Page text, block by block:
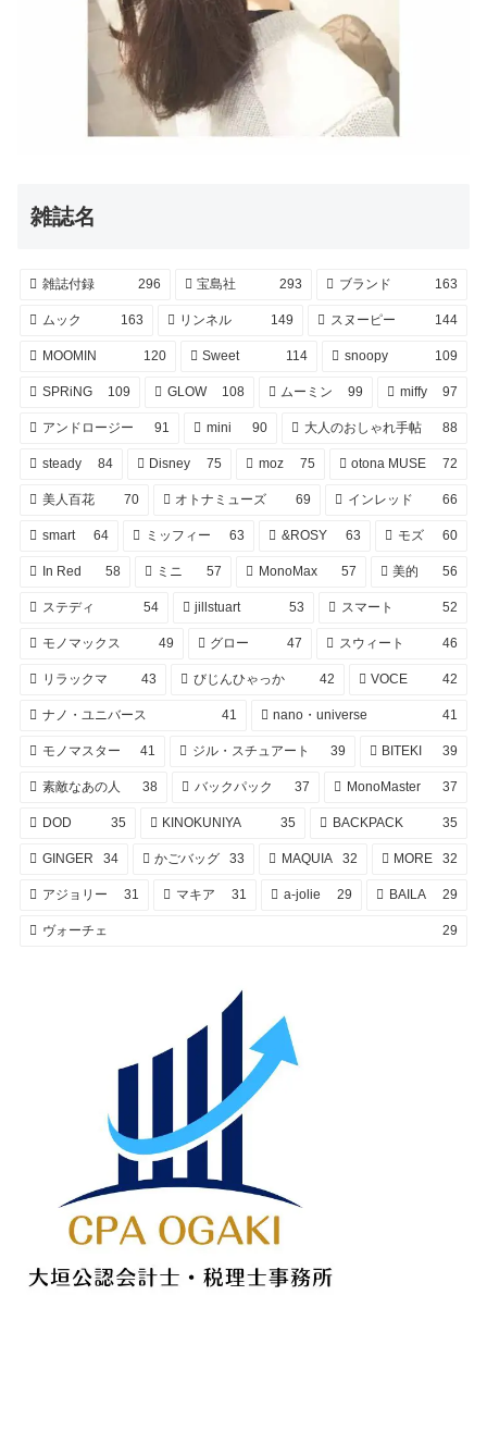
雑誌名
雑誌付録 296 宝島社 293 ブランド 163
ムック 163 リンネル 149 スヌーピー 144
MOOMIN 120 Sweet 114 snoopy 109
SPRiNG 109 GLOW 108 ムーミン 99 miffy 97
アンドロージー 91 mini 90 大人のおしゃれ手帖 88
steady 84 Disney 75 moz 75 otona MUSE 72
美人百花 70 オトナミューズ 69 インレッド 66
smart 64 ミッフィー 63 &ROSY 63 モズ 60
In Red 58 ミニ 57 MonoMax 57 美的 56
ステディ 54 jillstuart 53 スマート 52
モノマックス 49 グロー 47 スウィート 46
リラックマ 43 びじんひゃっか 42 VOCE 42
ナノ・ユニバース 41 nano・universe 41
モノマスター 41 ジル・スチュアート 39 BITEKI 39
素敵なあの人 38 バックパック 37 MonoMaster 37
DOD 35 KINOKUNIYA 35 BACKPACK 35
GINGER 34 かごバッグ 33 MAQUIA 32 MORE 32
アジョリー 31 マキア 31 a-jolie 29 BAILA 29
ヴォーチェ 29